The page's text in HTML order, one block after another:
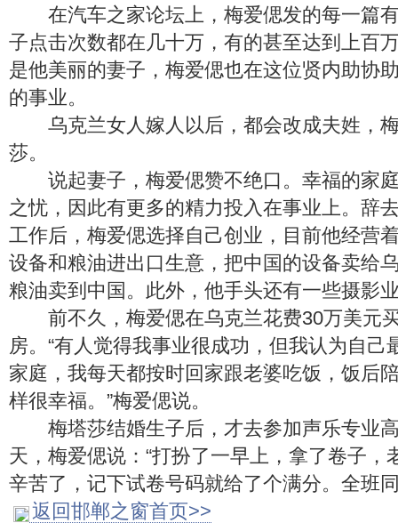
在汽车之家论坛上，梅爱偲发的每一篇
子点击次数都在几十万，有的甚至达到上百
是他美丽的妻子，梅爱偲也在这位贤内助协
的事业。
乌克兰女人嫁人以后，都会改成夫姓，
莎。
说起妻子，梅爱偲赞不绝口。幸福的家
之忧，因此有更多的精力投入在事业上。辞
工作后，梅爱偲选择自己创业，目前他经营
设备和粮油进出口生意，把中国的设备卖给
粮油卖到中国。此外，他手头还有一些摄影
前不久，梅爱偲在乌克兰花费30万美元
房。“有人觉得我事业很成功，但我认为自己
家庭，我每天都按时回家跟老婆吃饭，饭后
样很幸福。”梅爱偲说。
梅塔莎结婚生子后，才去参加声乐专业
天，梅爱偲说：“打扮了一早上，拿了卷子，
辛苦了，记下试卷号码就给了个满分。全班
返回邯郸之窗首页>>